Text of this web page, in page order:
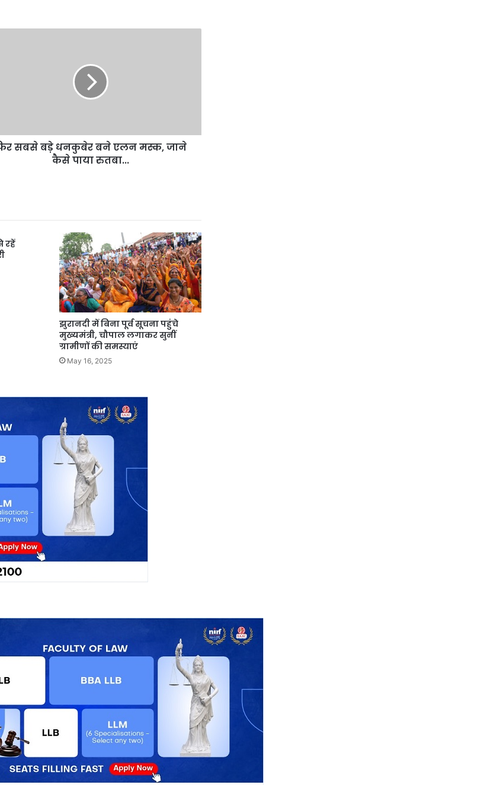
सबसे बड़े धनकुबेर बने एलन मस्‍क, जाने
कैसे पाया रुतबा...
रहें
झुरानदी में बिना पूर्व सूचना पहुंचे
मुख्यमंत्री, चौपाल लगाकर सुनीं
ग्रामीणों की समस्याएं
May 16, 2025